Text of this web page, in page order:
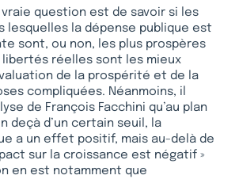
vraie question est de savoir si les
lesquelles la dépense publique est
sont, ou non, les plus prospères
réelles sont les mieux
de la prospérité et de la
compliquées. Néanmoins, il
de François Facchini qu’au plan
deçà d’un certain seuil, la
a un effet positif, mais au-delà de
sur la croissance est négatif »
en est notamment que